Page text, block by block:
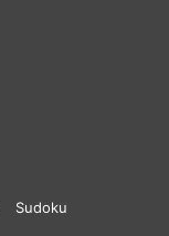
Sudoku